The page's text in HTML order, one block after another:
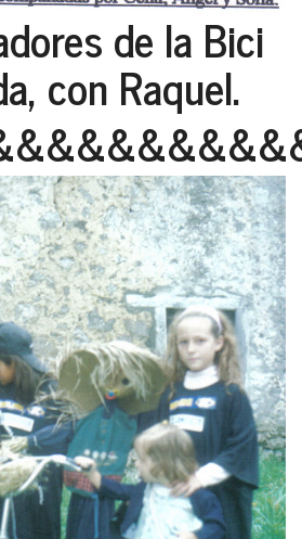
de la Bici
con Raquel.